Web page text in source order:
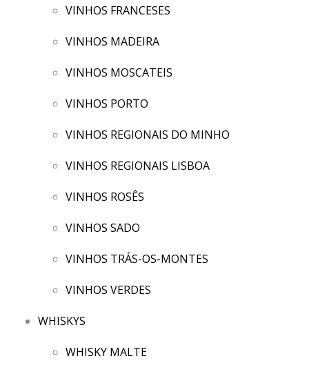
VINHOS FRANCESES
VINHOS MADEIRA
VINHOS MOSCATEIS
VINHOS PORTO
VINHOS REGIONAIS DO MINHO
VINHOS REGIONAIS LISBOA
VINHOS ROSÊS
VINHOS SADO
VINHOS TRÁS-OS-MONTES
VINHOS VERDES
WHISKYS
WHISKY MALTE